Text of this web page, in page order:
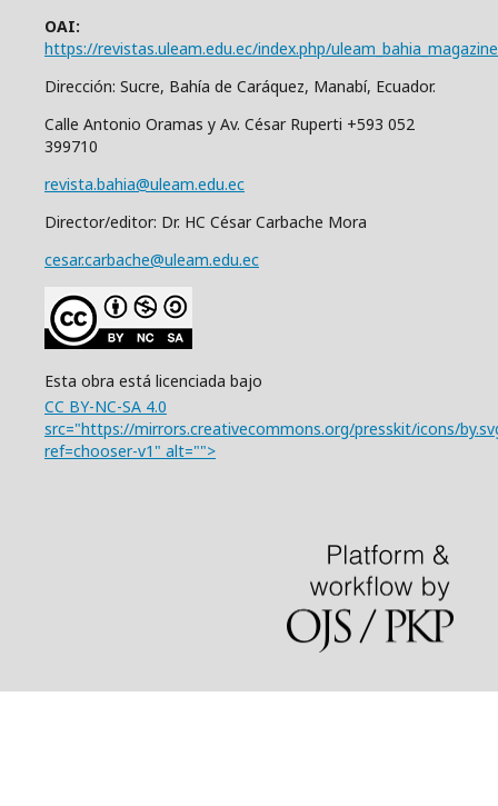
OAI:
https://revistas.uleam.edu.ec/index.php/
Dirección: Sucre, Bahía de Caráquez, Manabí, Ecuador.
Calle Antonio Oramas y Av. César Ruperti +593 052
399710
revista.bahia@uleam.edu.ec
Director/editor: Dr. HC César Carbache Mora
cesar.carbache@uleam.edu.ec
Esta obra está licenciada bajo
CC BY-NC-SA 4.0
src="https://mirrors.creativecommons.org/presskit/icons/
ref=chooser-v1" alt="">